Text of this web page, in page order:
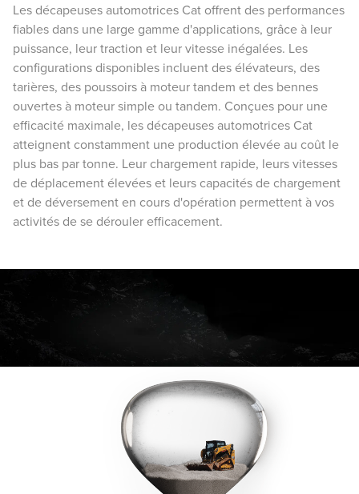
Les décapeuses automotrices Cat offrent des performances
fiables dans une large gamme d'applications, grâce à leur
puissance, leur traction et leur vitesse inégalées. Les
configurations disponibles incluent des élévateurs, des
tarières, des poussoirs à moteur tandem et des bennes
ouvertes à moteur simple ou tandem. Conçues pour une
efficacité maximale, les décapeuses automotrices Cat
atteignent constamment une production élevée au coût le
plus bas par tonne. Leur chargement rapide, leurs vitesses
de déplacement élevées et leurs capacités de chargement
et de déversement en cours d'opération permettent à vos
activités de se dérouler efficacement.